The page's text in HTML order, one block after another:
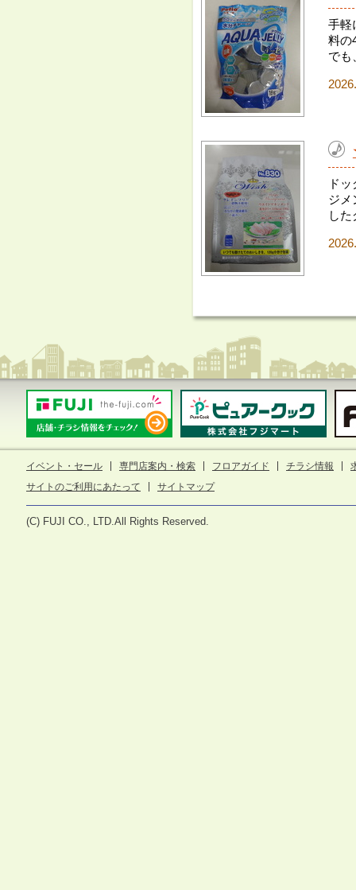
手軽
料の
でも
ド
ジメ
し
イベント・セール 専門店案内・検索 フロアガイド チラシ情報
サイトのご利用にあたって
サイトマップ
(C) FUJI CO., LTD.All Rights Reserved.